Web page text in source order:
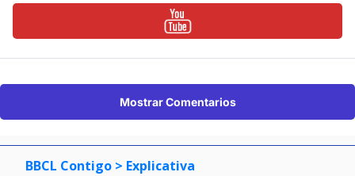
Mostrar Comentarios
BBCL Contigo > Explicativa